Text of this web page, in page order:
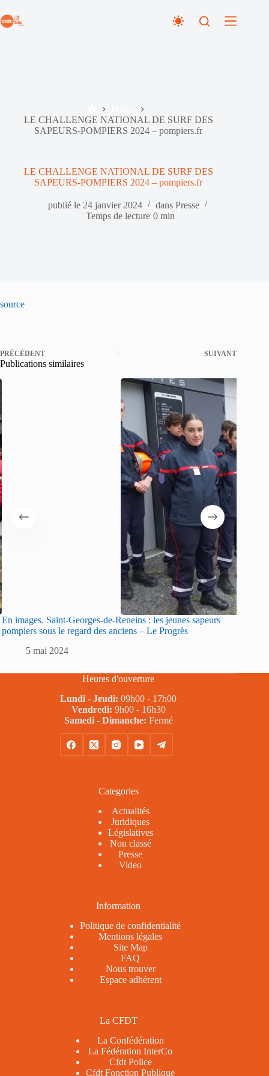
au
contenu
Accueil
LE CHALLENGE NATIONAL DE SURF DES
SAPEURS-POMPIERS 2024 – pompiers.fr
LE CHALLENGE NATIONAL DE SURF DES
SAPEURS-POMPIERS 2024 – pompiers.fr
publié le 24 janvier 2024 dans Presse
Temps de lecture 0 min
source
PRÉCÉDENT SUIVANT
Publications similaires
En images. Saint-Georges-de-Reneins : les jeunes sapeurs
pompiers sous le regard des anciens – Le Progrès
5 mai 2024
Heures d'ouverture
Lundi - Jeudi: 09h00 - 17h00
Vendredi: 9h00 - 16h30
Samedi - Dimanche: Fermé
Categories
Actualités
Juridiques
Législatives
Non classé
Presse
Video
Information
Politique de confidentialité
Mentions légales
Site Map
FAQ
Nous trouver
Espace adhérent
La CFDT
La Confédération
La Fédération InterCo
Cfdt Police
Cfdt Fonction Publique